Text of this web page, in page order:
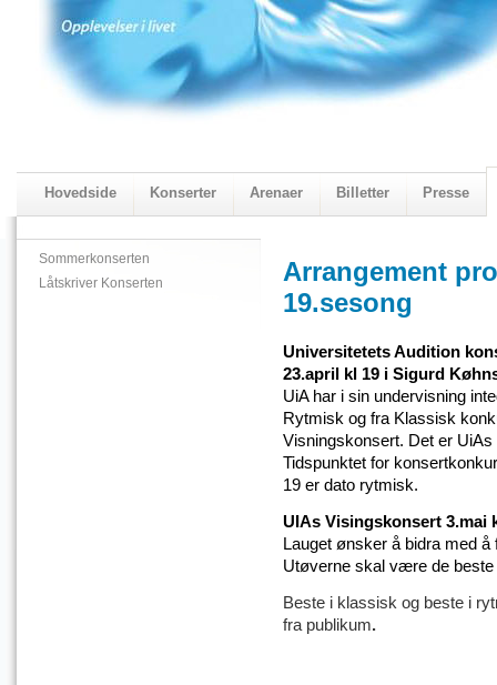
Hovedside Konserter Arenaer Billetter Presse
2018 Programmet Visningskatalogen 2018
Sommerkonserten
Låtskriver Konserten
Arrangement
19.sesong
Universitetets Audition
23.april kl 19 i Sigurd
UiA har i sin undervisning
Rytmisk og fra Klassisk
Visningskonsert. Det er
Tidspunktet for
19 er dato rytmisk.
UIAs Visingskonsert 3.mai
Lauget ønsker å bidra med
Utøverne skal være de
Beste i klassisk og beste i
fra publikum.